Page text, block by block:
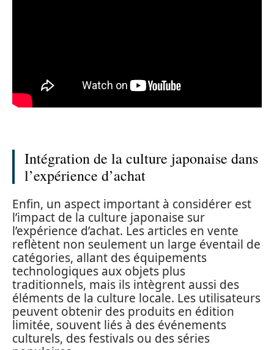
Intégration de la culture japonaise dans
l’expérience d’achat
Enfin, un aspect important à considérer est
l’impact de la culture japonaise sur
l’expérience d’achat. Les articles en vente
reflètent non seulement un large éventail de
catégories, allant des équipements
technologiques aux objets plus
traditionnels, mais ils intègrent aussi des
éléments de la culture locale. Les utilisateurs
peuvent obtenir des produits en édition
limitée, souvent liés à des événements
culturels, des festivals ou des séries